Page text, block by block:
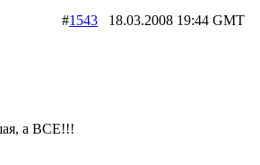
#1543 18.03.2008 19:44 GMT
а ВСЕ!!!